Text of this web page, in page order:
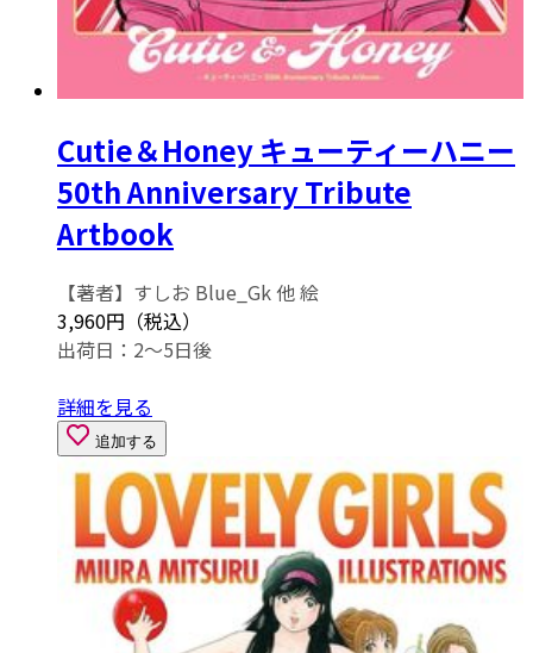
Cutie＆Honey キューティーハニー
50th Anniversary Tribute
Artbook
【著者】すしお Blue_Gk 他 絵
3,960円（税込）
出荷日：2～5日後
詳細を見る
追加する